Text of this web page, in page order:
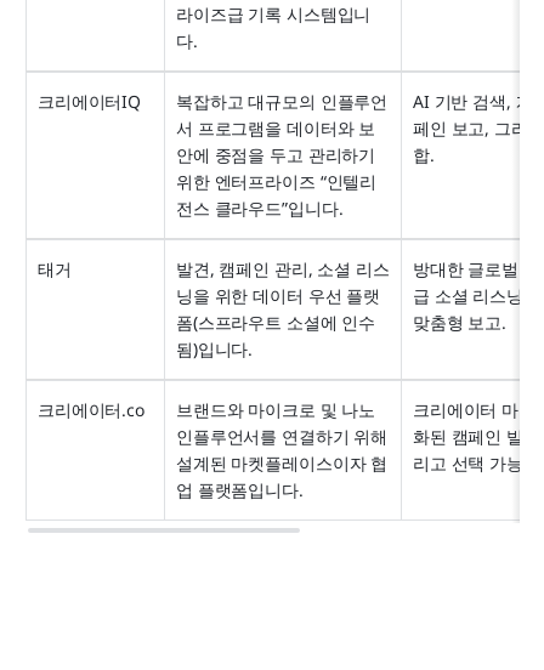
라이즈급 기록 시스템입니
다.
크리에이터IQ
복잡하고 대규모의 인플루언
서 프로그램을 데이터와 보
안에 중점을 두고 관리하기
위한 엔터프라이즈 “인텔리
전스 클라우드”입니다.
AI 기반 검색, 개
페인 보고, 그리
합.
태거
발견, 캠페인 관리, 소셜 리스
닝을 위한 데이터 우선 플랫
폼(스프라우트 소셜에 인수
됨)입니다.
방대한 글로벌
급 소셜 리스닝,
맞춤형 보고.
크리에이터.co
브랜드와 마이크로 및 나노
인플루언서를 연결하기 위해
설계된 마켓플레이스이자 협
업 플랫폼입니다.
크리에이터 마켓
화된 캠페인 빌
리고 선택 가능